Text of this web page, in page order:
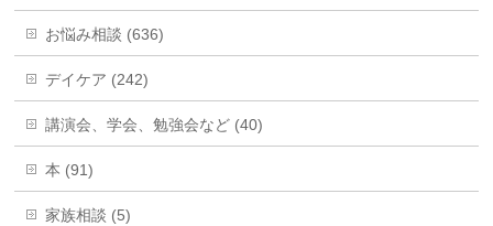
お悩み相談 (636)
デイケア (242)
講演会、学会、勉強会など (40)
本 (91)
家族相談 (5)